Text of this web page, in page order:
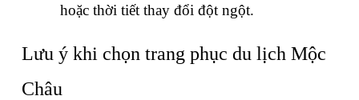
hoặc thời tiết thay đổi đột ngột.
Lưu ý khi chọn trang phục du lịch Mộc
Châu